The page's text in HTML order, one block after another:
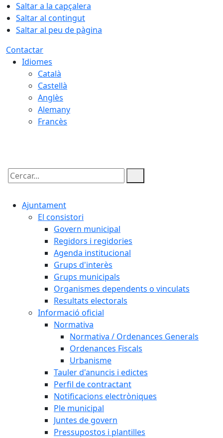
Saltar a la capçalera
Saltar al contingut
Saltar al peu de pàgina
Contactar
Idiomes
Català
Castellà
Anglès
Alemany
Francès
Cercar:
Ajuntament
El consistori
Govern municipal
Regidors i regidories
Agenda institucional
Grups d'interès
Grups municipals
Organismes dependents o vinculats
Resultats electorals
Informació oficial
Normativa
Normativa / Ordenances Generals
Ordenances Fiscals
Urbanisme
Tauler d'anuncis i edictes
Perfil de contractant
Notificacions electròniques
Ple municipal
Juntes de govern
Pressupostos i plantilles